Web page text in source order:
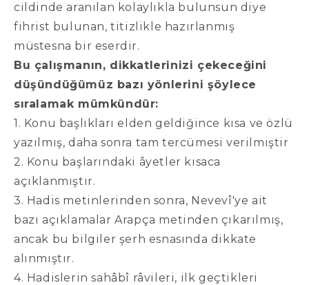
cildinde aranılan kolaylıkla bulunsun diye
fihrist bulunan, titizlikle hazırlanmış
müstesna bir eserdir.
Bu çalışmanın, dikkatlerinizi çekeceğini
düşündüğümüz bazı yönlerini şöylece
sıralamak mümkündür:
1. Konu başlıkları elden geldiğince kısa ve özlü
yazılmış, daha sonra tam tercümesi verilmiştir
2. Konu başlarındaki âyetler kısaca
açıklanmıştır.
3. Hadis metinlerinden sonra, Nevevî'ye ait
bazı açıklamalar Arapça metinden çıkarılmış,
ancak bu bilgiler şerh esnasında dikkate
alınmıştır.
4. Hadislerin sahâbî râvileri, ilk geçtikleri